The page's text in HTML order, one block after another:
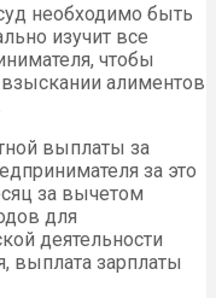
необходимо быть
изучит все
чтобы
алиментов
выплаты за
за это
за вычетом
для
деятельности
выплата зарплаты